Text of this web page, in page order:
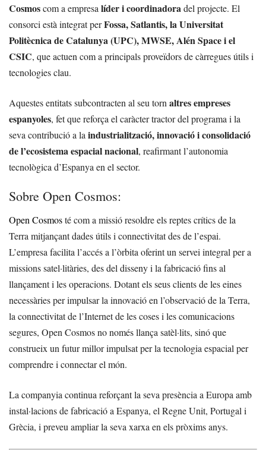
Cosmoscom a empresa líder i coordinadora del projecte. El
consorci està integrat perFossa, Satlantis, la Universitat
Politècnica de Catalunya (UPC), MWSE, Alén Space i el
CSIC, que actuen com a principals proveïdors de càrregues útils i
tecnologies clau.
Aquestes entitats subcontracten al seu torn altres empreses
espanyoles, fet que reforça el caràcter tractor del programa i la
seva contribució a la industrialització, innovació i consolidació
de l’ecosistema espacial nacional, reafirmant l’autonomia
tecnològica d’Espanya en el sector.
Sobre Open Cosmos:
Open Cosmosté com a missió resoldre els reptes crítics de la
Terra mitjançant dades útils i connectivitat des de l’espai.
L’empresa facilita l’accés a l’òrbita oferint un servei integral per a
missions satel·litàries, des del disseny i la fabricació fins al
llançament i les operacions. Dotant els seus clients de les eines
necessàries per impulsar la innovació en l’observació de la Terra,
la connectivitat de l’Internet de les coses i les comunicacions
segures, Open Cosmos no només llança satèl·lits, sinó que
construeix un futur millor impulsat per la tecnologia espacial per
comprendre i connectar el món.
La companyia continua reforçant la seva presència a Europa amb
instal·lacions de fabricació a Espanya, el Regne Unit, Portugal i
Grècia, i preveu ampliar la seva xarxa en els pròxims anys.